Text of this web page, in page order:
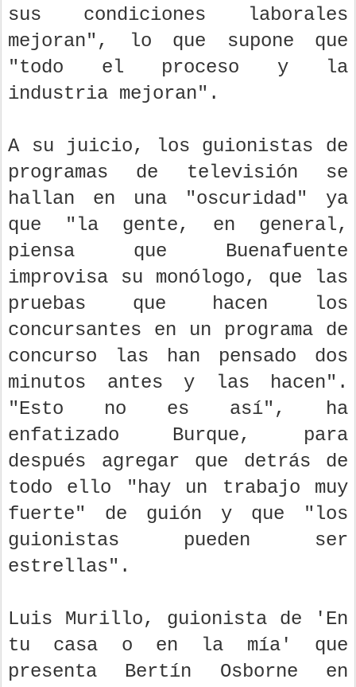
sus condiciones laborales
mejoran", lo que supone que
"todo el proceso y la
industria mejoran".
A su juicio, los guionistas de
programas de televisión se
hallan en una "oscuridad" ya
que "la gente, en general,
piensa que Buenafuente
improvisa su monólogo, que las
pruebas que hacen los
concursantes en un programa de
concurso las han pensado dos
minutos antes y las hacen".
"Esto no es así", ha
enfatizado Burque, para
después agregar que detrás de
todo ello "hay un trabajo muy
fuerte" de guión y que "los
guionistas pueden ser
estrellas".
Luis Murillo, guionista de 'En
tu casa o en la mía' que
presenta Bertín Osborne en